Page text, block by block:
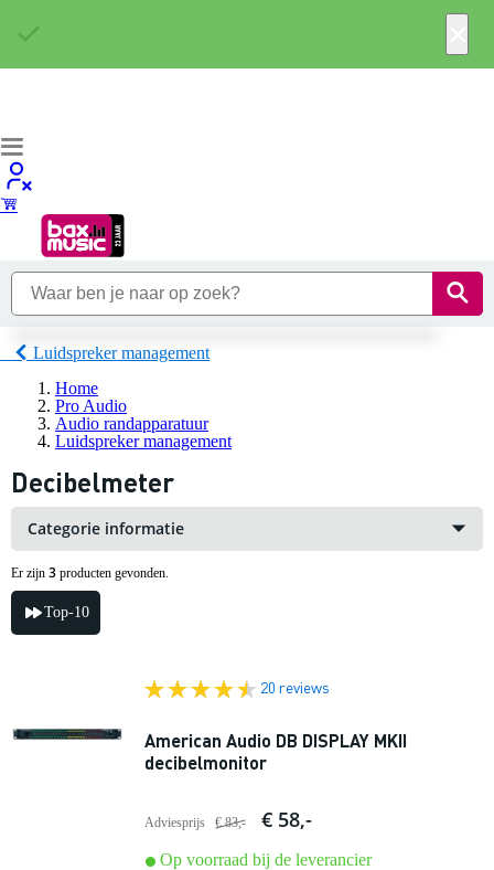
Luidspreker management
Home
Pro Audio
Audio randapparatuur
Luidspreker management
Decibelmeter
Categorie informatie
Er zijn 3 producten gevonden.
Top-10
20 reviews
American Audio DB DISPLAY MKII
decibelmonitor
Adviesprijs € 83,- € 58,-
Op voorraad bij de leverancier